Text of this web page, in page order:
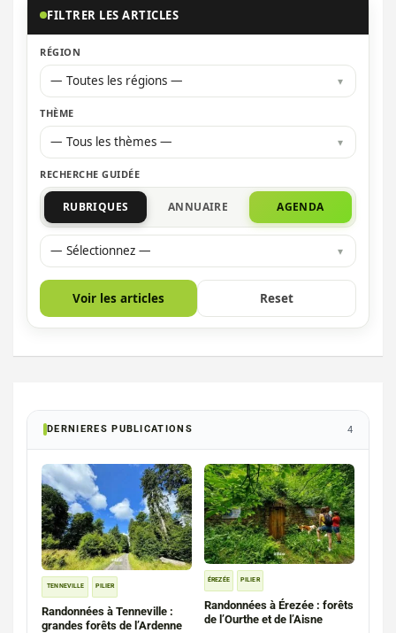
FILTRER LES ARTICLES
RÉGION
— Toutes les régions —
THÈME
— Tous les thèmes —
RECHERCHE GUIDÉE
RUBRIQUES ANNUAIRE AGENDA
— Sélectionnez —
Voir les articles Reset
DERNIERES PUBLICATIONS 4
TENNEVILLE PILIER
Randonnées à Tenneville :
grandes forêts de l’Ardenne
ÉREZÉE PILIER
Randonnées à Érezée : forêts
de l’Ourthe et de l’Aisne